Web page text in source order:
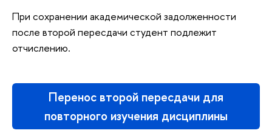
При сохранении академической задолженности
после второй пересдачи студент подлежит
отчислению.
Перенос второй пересдачи для
повторного изучения дисциплины